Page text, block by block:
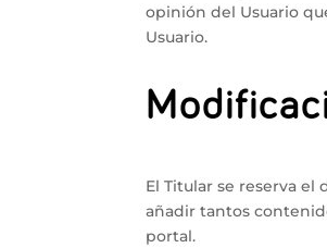
opinión del Usuario
Usuario.
El Titular se reserva
añadir tantos
portal.